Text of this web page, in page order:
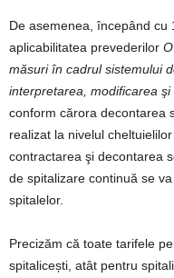
De asemenea, începând cu
aplicabilitatea prevederilor
măsuri în cadrul sistemului
interpretarea, modificarea
conform cărora decontarea
realizat la nivelul
contractarea şi decontarea
de spitalizare continuă se
spitalelor.
Precizăm că toate tarifele
spitalicești, atât pentru